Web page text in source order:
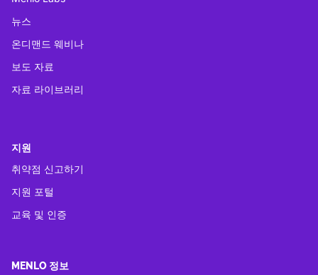
뉴스
온디맨드 웨비나
보도 자료
자료 라이브러리
지원
취약점 신고하기
지원 포털
교육 및 인증
MENLO 정보